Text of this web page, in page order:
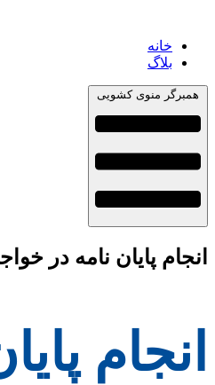
خانه
بلاگ
همبرگر منوی کشویی
انجام پایان نامه در
انجام